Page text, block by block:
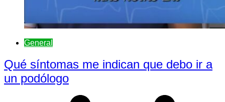
General
Qué síntomas me indican que debo ir a
un podólogo